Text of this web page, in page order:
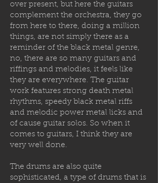
over present, but here the guitars
complement the orchestra, they go
from here to there, doing a million
things, are not simply there as a
reminder of the black metal genre,
no, there are so many guitars and
riffings and melodies, it feels like
they are everywhere. The guitar
work features strong death metal
rhythms, speedy black metal riffs
and melodic power metal licks and
of cause guitar solos. So when it
comes to guitars, I think they are
very well done.
The drums are also quite
sophisticated, a type of drums that is